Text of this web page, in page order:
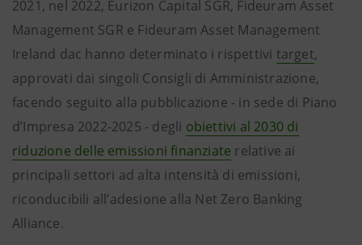
2021, nel 2022, Eurizon Capital SGR, Fideuram Asset
Management SGR e Fideuram Asset Management
Ireland dac hanno determinato i rispettivi target,
approvati dai singoli Consigli di Amministrazione,
facendo seguito alla pubblicazione - in sede di Piano
d’Impresa 2022-2025 - degli obiettivi al 2030 di
riduzione delle emissioni finanziate relative ai
principali settori ad alta intensità di emissioni,
riconducibili all’adesione alla Net Zero Banking
Alliance.